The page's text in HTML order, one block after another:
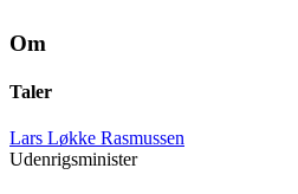
Om
Taler
Lars Løkke Rasmussen
Udenrigsminister